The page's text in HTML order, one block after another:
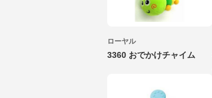
ローヤル
3360 おでかけチャイム